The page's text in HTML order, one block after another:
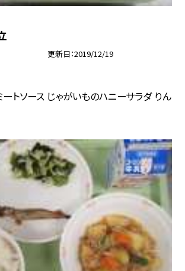
更新日 2019/12/19
トソース じゃがいものハニーサラダ りん